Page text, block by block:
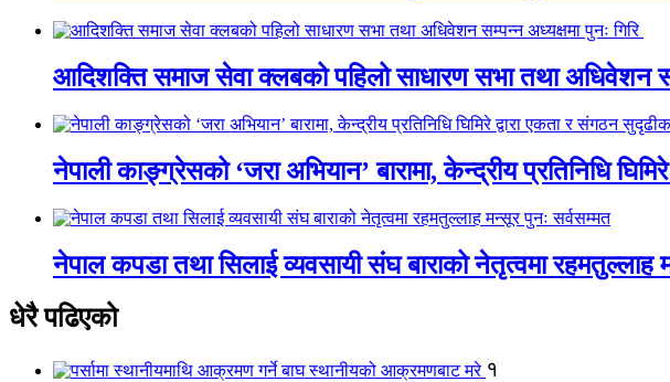
आदिशक्ति समाज सेवा क्लबको पहिलो साधारण सभा तथा अधिवेशन
नेपाली काङ्ग्रेसको ‘जरा अभियान’ बारामा, केन्द्रीय प्रतिनिधि
नेपाल कपडा तथा सिलाई व्यवसायी संघ बाराको नेतृत्वमा रहमतुल्लाह
धेरै पढिएको
१